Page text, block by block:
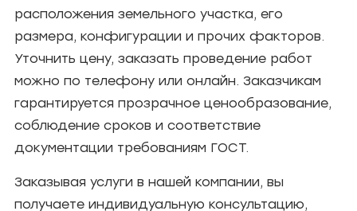
расположения земельного участка, его
размера, конфигурации и прочих факторов.
Уточнить цену, заказать проведение работ
можно по телефону или онлайн. Заказчикам
гарантируется прозрачное ценообразование,
соблюдение сроков и соответствие
документации требованиям ГОСТ.
Заказывая услуги в нашей компании, вы
получаете индивидуальную консультацию,